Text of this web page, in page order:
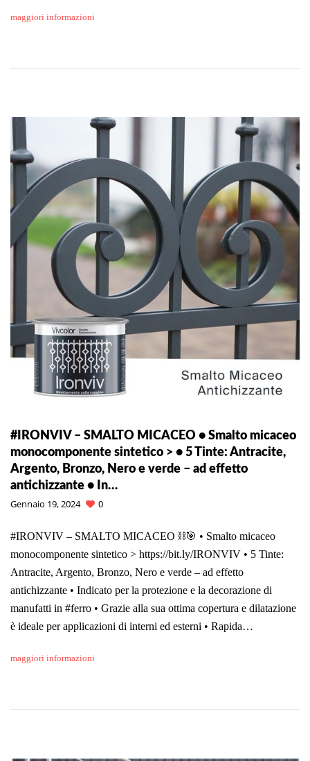
maggiori informazioni
#IRONVIV – SMALTO MICACEO • Smalto micaceo
monocomponente sintetico > • 5 Tinte: Antracite,
Argento, Bronzo, Nero e verde – ad effetto
antichizzante • In…
Gennaio 19, 2024
0
#IRONVIV – SMALTO MICACEO ⛓️🎯 • Smalto micaceo
monocomponente sintetico > https://bit.ly/IRONVIV • 5 Tinte:
Antracite, Argento, Bronzo, Nero e verde – ad effetto
antichizzante • Indicato per la protezione e la decorazione di
manufatti in #ferro • Grazie alla sua ottima copertura e dilatazione
è ideale per applicazioni di interni ed esterni • Rapida…
maggiori informazioni